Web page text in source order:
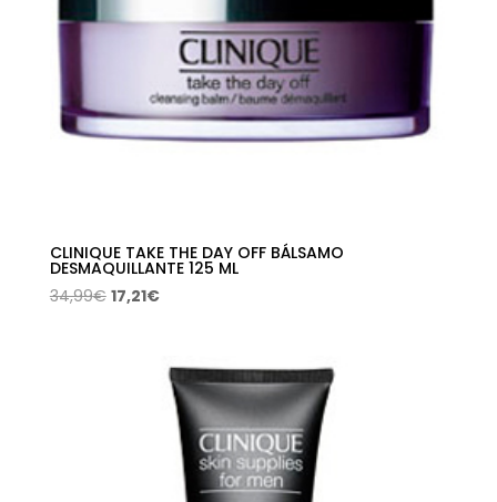
CLINIQUE TAKE THE DAY OFF BÁLSAMO
DESMAQUILLANTE 125 ML
34,99€ El
17,21€El
es:
17,21€.